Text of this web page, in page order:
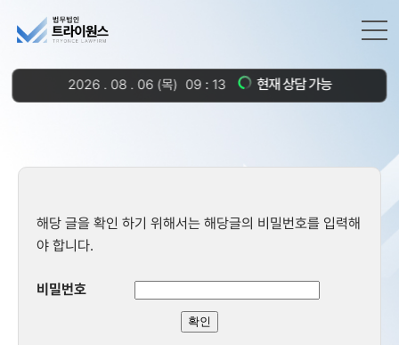
2026 . 08 . 06 (목) 09 13 현재 상담 가능
해당 글을 확인 하기 위해서는 해당글의 비밀번호를 입력해
야 합니다.
비밀번호